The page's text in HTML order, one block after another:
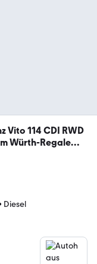
Vito 114 CDI RWD
Würth-Regale
Diesel